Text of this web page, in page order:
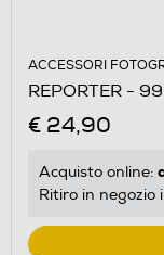
ACCESSORI
REPORTER -
€ 24,90
Acquisto online:
Ritiro in